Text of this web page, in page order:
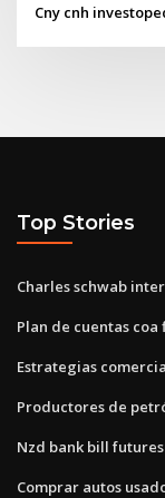
Cny cnh
Top Stories
Charles schwab
Plan de cuentas coa
Estrategias
Productores de
Nzd bank bill futures
Comprar autos